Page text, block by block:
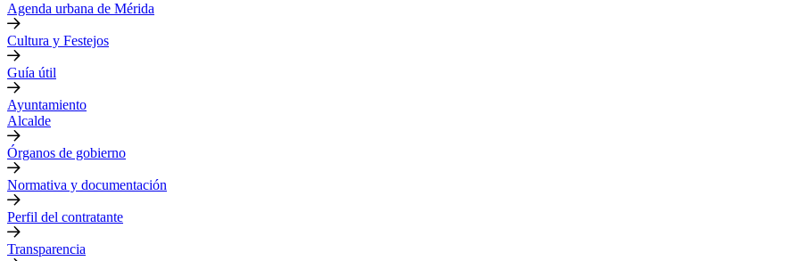
Agenda urbana de Mérida
Cultura y Festejos
Guía útil
Ayuntamiento
Alcalde
Órganos de gobierno
Normativa y documentación
Perfil del contratante
Transparencia